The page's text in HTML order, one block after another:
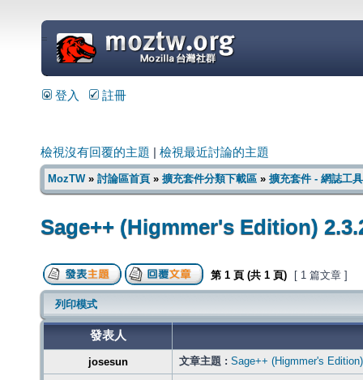
=
登入 註冊
檢視沒有回覆的主題 檢視最近討論的主題
MozTW» 討論區首頁 » 擴充套件分類下載區 » 擴充套件 - 網誌工具
Sage++ (Higmmer's Edition)
第 1 頁 (共 1 頁) [ 1 篇文章 ]
列印模式
發表人
josesun 文章主題 : Sage++ (Higmmer's